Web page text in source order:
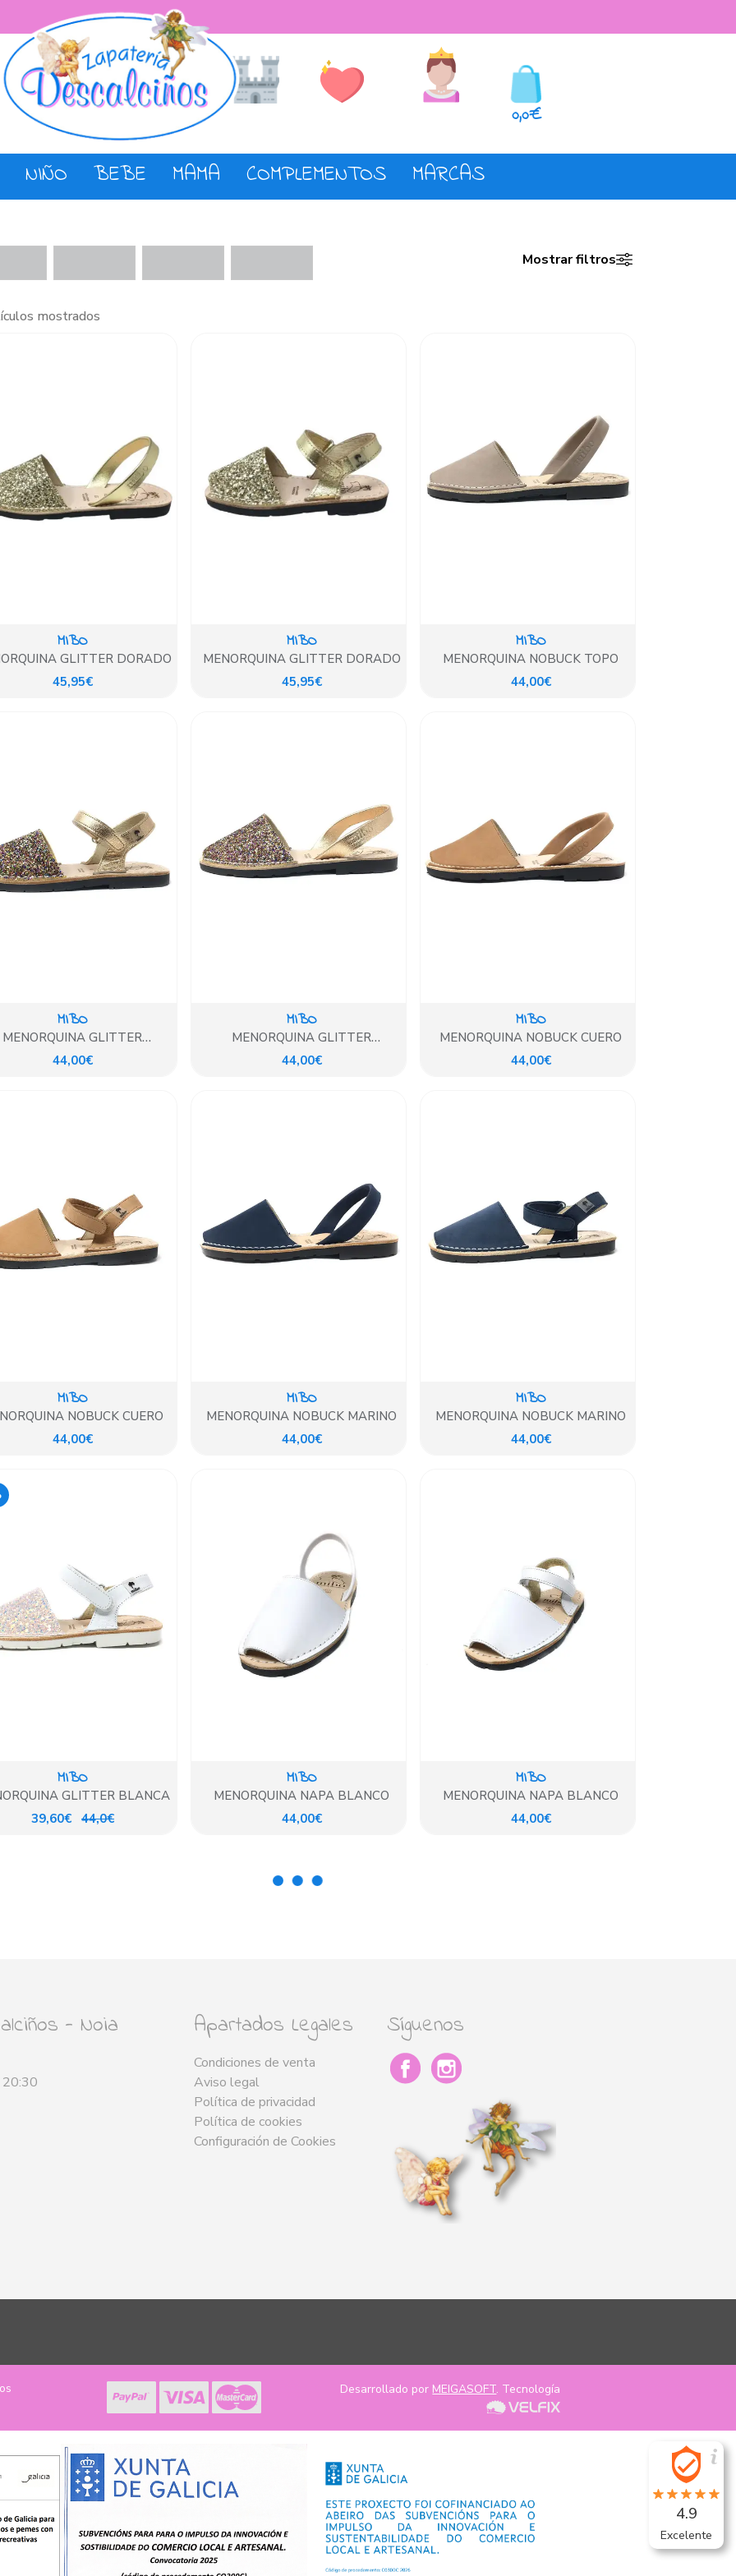
0,0€
NIÑO BEBE MAMA COMPLEMENTOS MARCAS
Mostrar filtros
mostrados
MIBO
GLITTER DORADO
45,95€
MIBO
MENORQUINA GLITTER DORADO
45,95€
MIBO
MENORQUINA NOBUCK TOPO
44,00€
MIBO
MENORQUINA GLITTER
MULTICOLOR
44,00€
MIBO
MENORQUINA GLITTER
MULTICOLOR
44,00€
MIBO
MENORQUINA NOBUCK CUERO
44,00€
MIBO
NOBUCK CUERO
44,00€
MIBO
MENORQUINA NOBUCK MARINO
44,00€
MIBO
MENORQUINA NOBUCK MARINO
44,00€
MIBO
GLITTER BLANCA
39,60€ 44,0€
MIBO
MENORQUINA NAPA BLANCO
44,00€
MIBO
MENORQUINA NAPA BLANCO
44,00€
- Noia Apartados Legales
Condiciones de venta
Aviso legal
Política de privacidad
Política de cookies
Configuración de Cookies
Síguenos
Desarrollado por MEIGASOFT. Tecnología
4.9
Excelente